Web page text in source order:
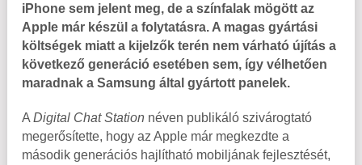
iPhone sem jelent meg, de a színfalak mögött az
Apple már készül a folytatásra. A magas gyártási
költségek miatt a kijelzők terén nem várható újítás a
következő generáció esetében sem, így vélhetően
maradnak a Samsung által gyártott panelek.
A Digital Chat Station néven publikáló szivárogtató
megerősítette, hogy az Apple már megkezdte a
második generációs hajlítható mobiljának fejlesztését,